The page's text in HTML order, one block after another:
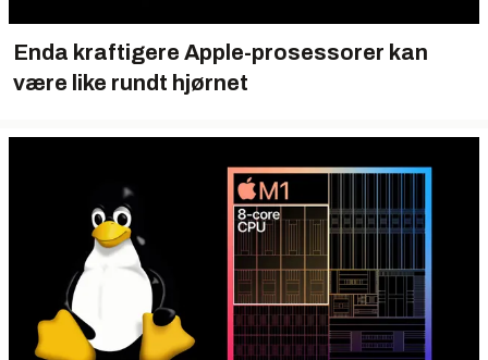
Enda kraftigere Apple-prosessorer kan
være like rundt hjørnet